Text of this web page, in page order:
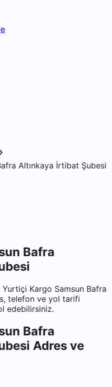
Altınkaya İrtibat Şubesi
Bafra
Yurtiçi Kargo Samsun Bafra
telefon ve yol tarifi
edebilirsiniz.
Bafra
Adres ve